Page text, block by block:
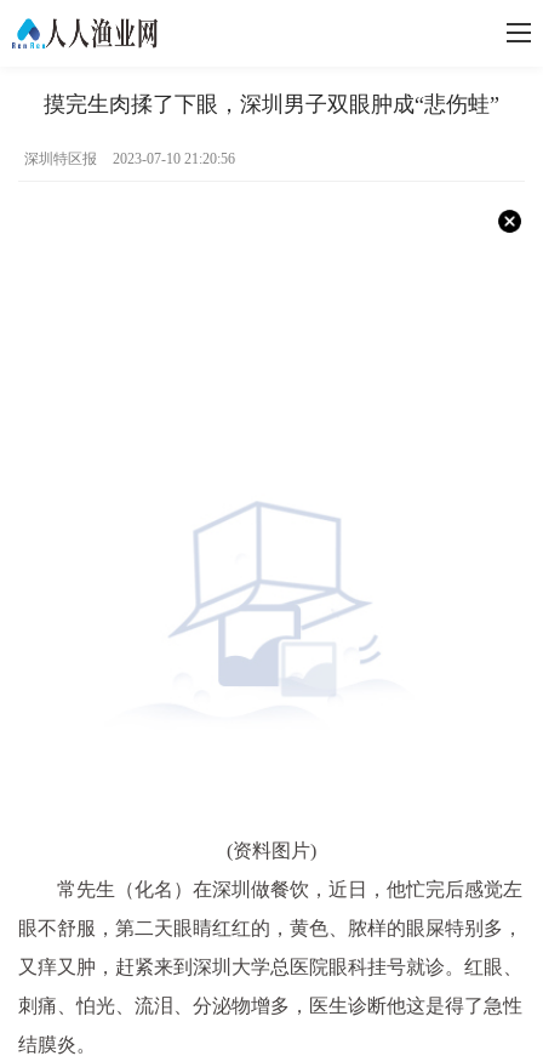
摸完生肉揉了下眼，深圳男子双眼肿成“悲伤蛙”
深圳特区报 2023-07-10 21:20:56
(资料图片)
常先生（化名）在深圳做餐饮，近日，他忙完后感觉左
眼不舒服，第二天眼睛红红的，黄色、脓样的眼屎特别多，
又痒又肿，赶紧来到深圳大学总医院眼科挂号就诊。红眼、
刺痛、怕光、流泪、分泌物增多，医生诊断他这是得了急性
结膜炎。